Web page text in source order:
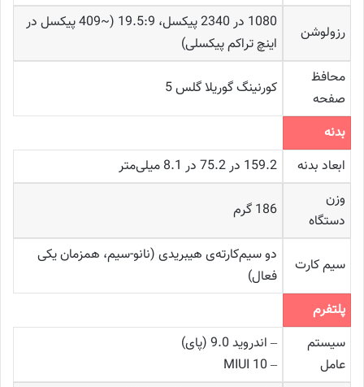
رزولوشن
1080 در 2340 پیکسل، 19.5:9 (~409 پیکسل در
اینچ تراکم پیکسلی)
محافظ
صفحه
کورنینگ گوریلا گلس 5
بدنه
ابعاد بدنه
159.2 در 75.2 در 8.1 میلی‌متر
وزن
دستگاه
186 گرم
سیم‌ کارت
دو سیم‌کارته‌ی هیبریدی (نانو-سیم، همزمان یکی
فعال)
پلتفرم
سیستم‌
عامل
– اندروید 9.0 (پای)
– MIUI 10